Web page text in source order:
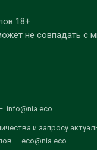
18+
не совпадать с
info@nia.eco
и запросу
— eco@nia.eco